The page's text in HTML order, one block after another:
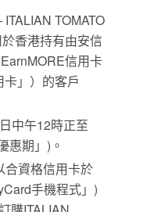
ITALIAN TOMATO
香港持有由安信
信用卡
」）的客戶
中午12時正至
惠期」)。
合資格信用卡於
手機程式」)